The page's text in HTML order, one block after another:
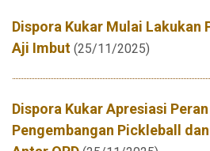
Dispora Kukar Mulai Lakukan
Aji Imbut (25/11/2025)
Dispora Kukar Apresiasi
Pengembangan Pickleball